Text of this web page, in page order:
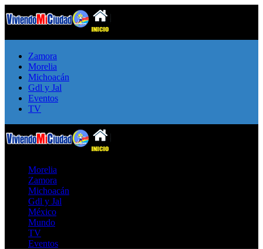
Zamora
Morelia
Michoacán
Gdl y Jal
Eventos
TV
Morelia
Zamora
Michoacán
Gdl y Jal
México
Mundo
TV
Eventos